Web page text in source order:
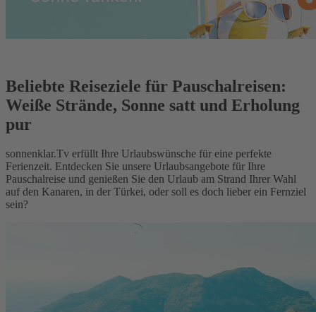
Beliebte Reiseziele für Pauschalreisen:
Weiße Strände, Sonne satt und Erholung
pur
sonnenklar.Tv erfüllt Ihre Urlaubswünsche für eine perfekte
Ferienzeit. Entdecken Sie unsere Urlaubsangebote für Ihre
Pauschalreise und genießen Sie den Urlaub am Strand Ihrer Wahl
auf den Kanaren, in der Türkei, oder soll es doch lieber ein Fernziel
sein?